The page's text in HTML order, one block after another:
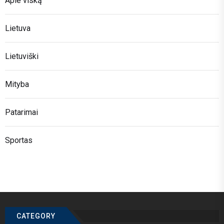
Lietuva
Lietuviški
Mityba
Patarimai
Sportas
CATEGORY